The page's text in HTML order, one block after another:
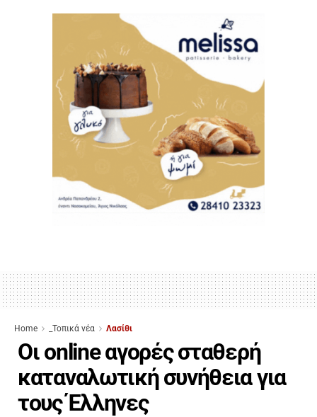
Home _Τοπικά νέα Λασίθι
Οι online αγορές σταθερή
καταναλωτική συνήθεια για
τους Έλληνες